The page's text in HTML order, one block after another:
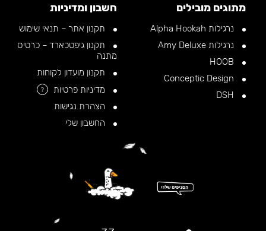
מתוגים מובילים
נרגילות Alpha Hookah
נרגילות Amy Deluxe
חשבון ומדיניות
תקנון אתר – תנאי שימוש
תקנון גיפטכארד – כרטיס
מתנה
תקנון מועדון לקוחות
מדיניות פרטיות
?
הצהרת נגישות
החשבון שלי